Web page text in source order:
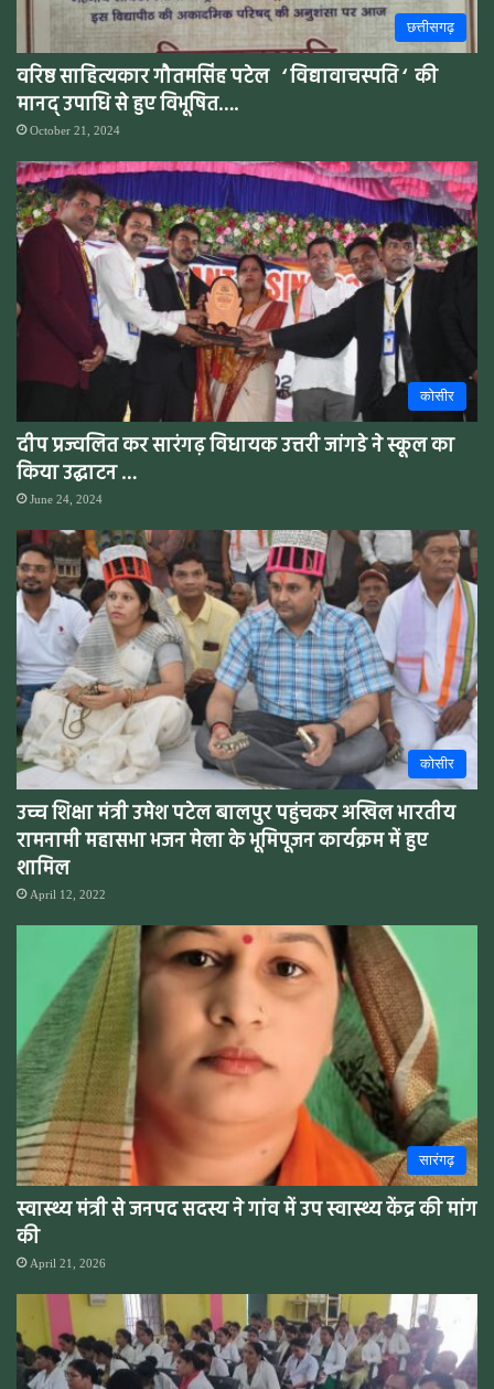
छत्तीसगढ़
वरिष्ठ साहित्यकार गौतमसिंह पटेल ‘ विद्यावाचस्पति ‘ की
मानद् उपाधि से हुए विभूषित….
October 21, 2024
कोसीर
दीप प्रज्वलित कर सारंगढ़ विधायक उत्तरी जांगडे ने स्कूल का
किया उद्घाटन …
June 24, 2024
कोसीर
उच्च शिक्षा मंत्री उमेश पटेल बालपुर पहुंचकर अखिल भारतीय
रामनामी महासभा भजन मेला के भूमिपूजन कार्यक्रम में हुए
शामिल
April 12, 2022
सारंगढ़
स्वास्थ्य मंत्री से जनपद सदस्य ने गांव में उप स्वास्थ्य केंद्र की मांग
की
April 21, 2026